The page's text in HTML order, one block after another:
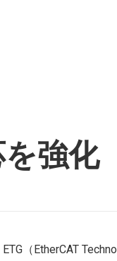
強化
（EtherCAT